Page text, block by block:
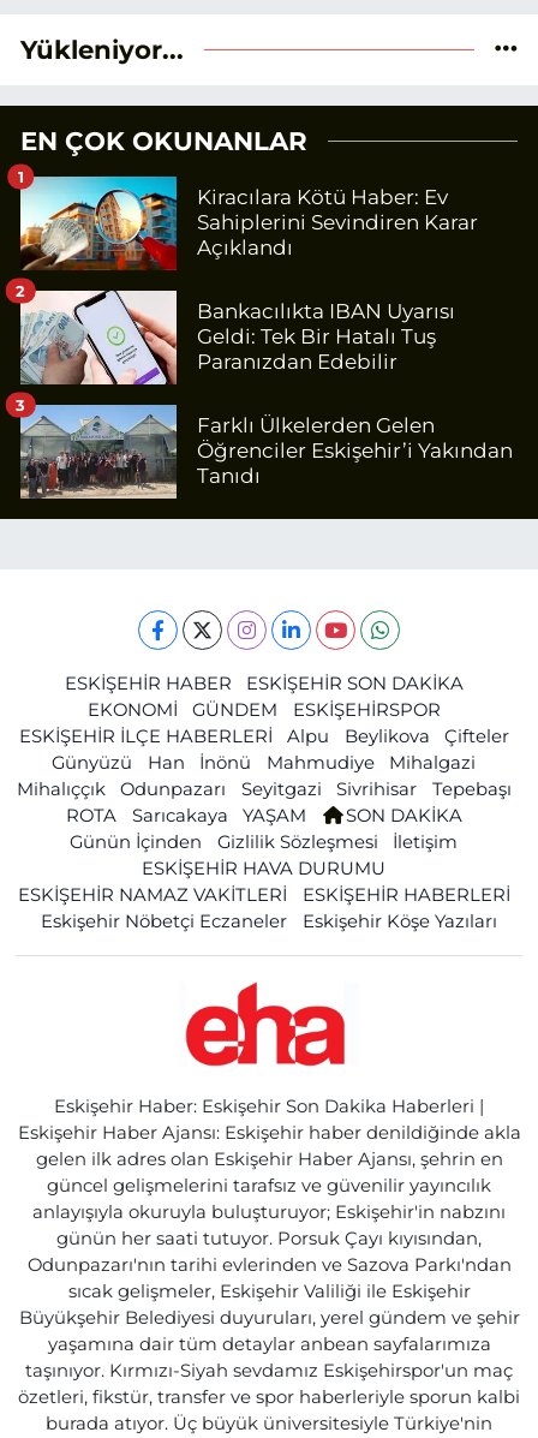
Yükleniyor...
EN ÇOK OKUNANLAR
Kiracılara Kötü Haber: Ev
Sahiplerini Sevindiren Karar
Açıklandı
1
Bankacılıkta IBAN Uyarısı
Geldi: Tek Bir Hatalı Tuş
Paranızdan Edebilir
2
Farklı Ülkelerden Gelen
Öğrenciler Eskişehir’i Yakından
Tanıdı
3
ESKİŞEHİR HABER
ESKİŞEHİR SON DAKİKA
EKONOMİ
GÜNDEM
ESKİŞEHİRSPOR
ESKİŞEHİR İLÇE HABERLERİ
Alpu Beylikova
Çifteler
Günyüzü
Han İnönü Mahmudiye
Mihalgazi
Mihalıççık
Odunpazarı Seyitgazi Sivrihisar
Tepebaşı
ROTA
Sarıcakaya YAŞAM
SON DAKİKA
Günün İçinden
Gizlilik Sözleşmesi
İletişim
ESKİŞEHİR HAVA DURUMU
ESKİŞEHİR NAMAZ VAKİTLERİ
ESKİŞEHİR HABERLERİ
Eskişehir Nöbetçi Eczaneler
Eskişehir Köşe Yazıları
Eskişehir Haber: Eskişehir Son Dakika Haberleri |
Eskişehir Haber Ajansı: Eskişehir haber denildiğinde akla
gelen ilk adres olan Eskişehir Haber Ajansı, şehrin en
güncel gelişmelerini tarafsız ve güvenilir yayıncılık
anlayışıyla okuruyla buluşturuyor; Eskişehir'in nabzını
günün her saati tutuyor. Porsuk Çayı kıyısından,
Odunpazarı'nın tarihi evlerinden ve Sazova Parkı'ndan
sıcak gelişmeler, Eskişehir Valiliği ile Eskişehir
Büyükşehir Belediyesi duyuruları, yerel gündem ve şehir
yaşamına dair tüm detaylar anbean sayfalarımıza
taşınıyor. Kırmızı-Siyah sevdamız Eskişehirspor'un maç
özetleri, fikstür, transfer ve spor haberleriyle sporun kalbi
burada atıyor. Üç büyük üniversitesiyle Türkiye'nin